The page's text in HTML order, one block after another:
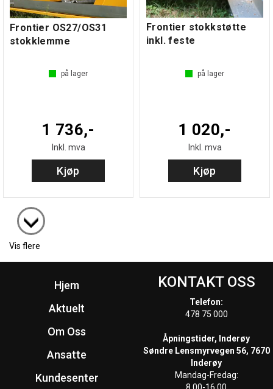
Frontier OS27/OS31
stokklemme
på lager
1 736,-
Inkl. mva
Kjøp
Frontier stokkstøtte
inkl. feste
på lager
1 020,-
Inkl. mva
Kjøp
Vis flere
Hjem
Aktuelt
Om Oss
Ansatte
Kundesenter
KONTAKT OSS
Telefon:
478 75 000
Åpningstider, Inderøy
Søndre Lensmyrvegen 56, 7670
Inderøy
Mandag-Fredag:
8.00-16.00